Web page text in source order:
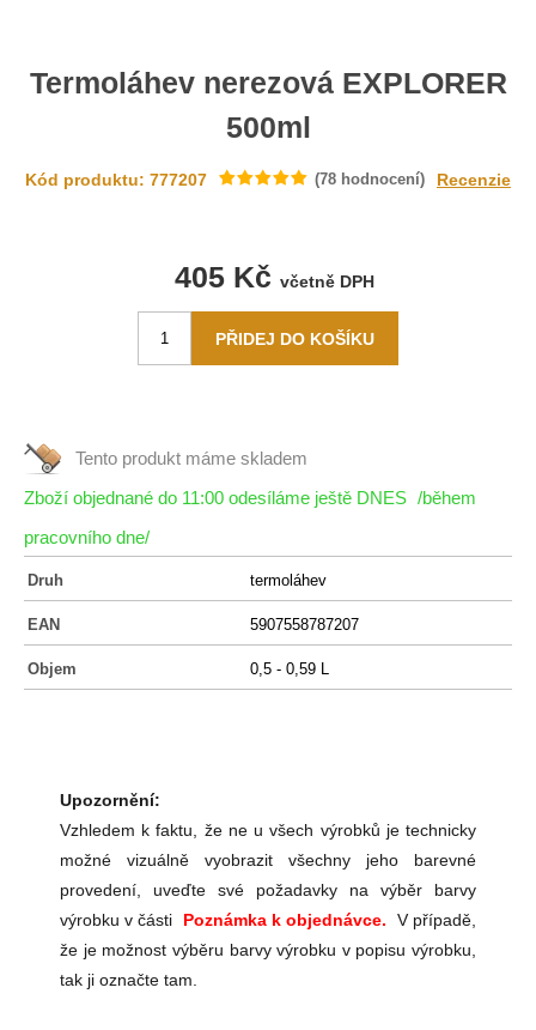
Termoláhev nerezová EXPLORER
500ml
Kód produktu: 777207 (78 hodnocení) Recenzie
405 Kč včetně DPH
Tento produkt máme skladem
Zboží objednané do 11:00 odesíláme ještě DNES /během
pracovního dne/
Druh termoláhev
EAN 5907558787207
Objem 0,5 - 0,59 L
Upozornění:
Vzhledem k faktu, že ne u všech výrobků je technicky
možné vizuálně vyobrazit všechny jeho barevné
provedení, uveďte své požadavky na výběr barvy
výrobku v části Poznámka k objednávce.
V případě,
že je možnost výběru barvy výrobku v popisu výrobku,
tak ji označte tam.